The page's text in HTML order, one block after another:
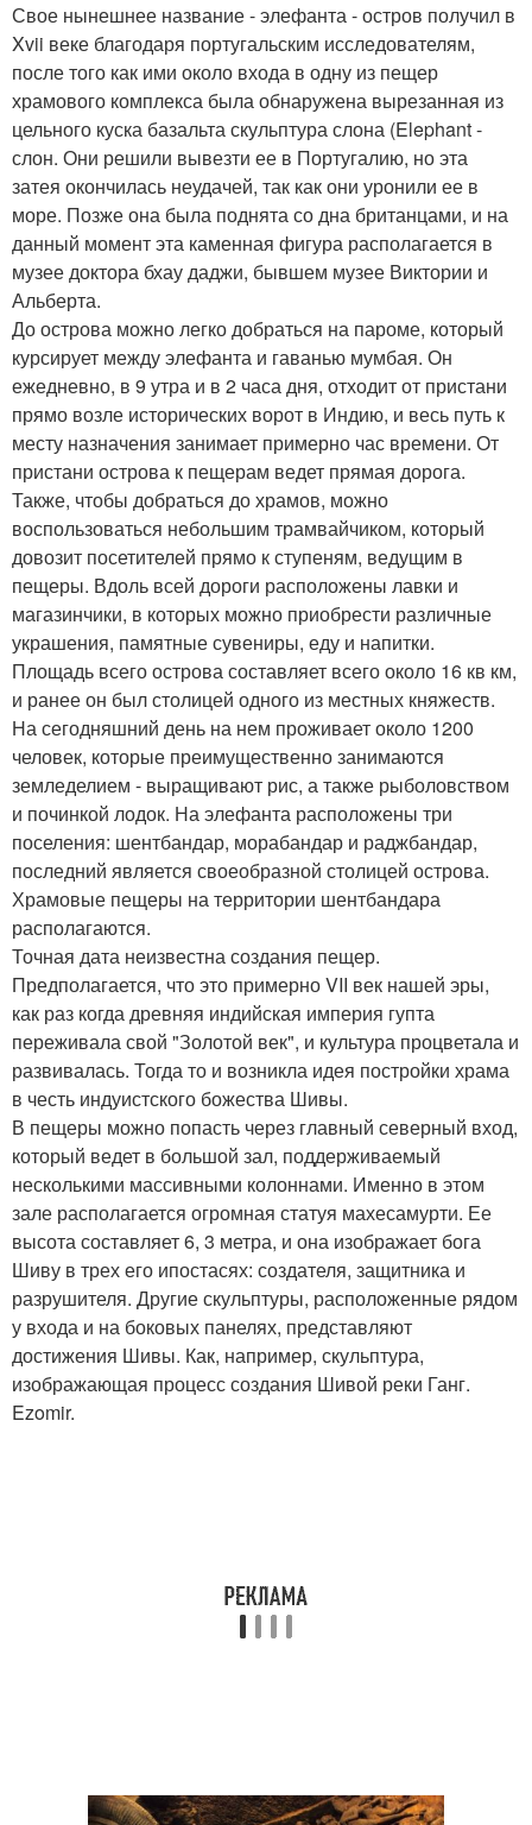
Свое нынешнее название - элефанта - остров получил в
Xvii веке благодаря португальским исследователям,
после того как ими около входа в одну из пещер
храмового комплекса была обнаружена вырезанная из
цельного куска базальта скульптура слона (Elephant -
слон. Они решили вывезти ее в Португалию, но эта
затея окончилась неудачей, так как они уронили ее в
море. Позже она была поднята со дна британцами, и на
данный момент эта каменная фигура располагается в
музее доктора бхау даджи, бывшем музее Виктории и
Альберта.
До острова можно легко добраться на пароме, который
курсирует между элефанта и гаванью мумбая. Он
ежедневно, в 9 утра и в 2 часа дня, отходит от пристани
прямо возле исторических ворот в Индию, и весь путь к
месту назначения занимает примерно час времени. От
пристани острова к пещерам ведет прямая дорога.
Также, чтобы добраться до храмов, можно
воспользоваться небольшим трамвайчиком, который
довозит посетителей прямо к ступеням, ведущим в
пещеры. Вдоль всей дороги расположены лавки и
магазинчики, в которых можно приобрести различные
украшения, памятные сувениры, еду и напитки.
Площадь всего острова составляет всего около 16 кв км,
и ранее он был столицей одного из местных княжеств.
На сегодняшний день на нем проживает около 1200
человек, которые преимущественно занимаются
земледелием - выращивают рис, а также рыболовством
и починкой лодок. На элефанта расположены три
поселения: шентбандар, морабандар и раджбандар,
последний является своеобразной столицей острова.
Храмовые пещеры на территории шентбандара
располагаются.
Точная дата неизвестна создания пещер.
Предполагается, что это примерно VII век нашей эры,
как раз когда древняя индийская империя гупта
переживала свой "Золотой век", и культура процветала и
развивалась. Тогда то и возникла идея постройки храма
в честь индуистского божества Шивы.
В пещеры можно попасть через главный северный вход,
который ведет в большой зал, поддерживаемый
несколькими массивными колоннами. Именно в этом
зале располагается огромная статуя махесамурти. Ее
высота составляет 6, 3 метра, и она изображает бога
Шиву в трех его ипостасях: создателя, защитника и
разрушителя. Другие скульптуры, расположенные рядом
у входа и на боковых панелях, представляют
достижения Шивы. Как, например, скульптура,
изображающая процесс создания Шивой реки Ганг.
Ezomir.